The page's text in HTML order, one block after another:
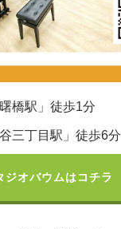
橋駅」徒歩1分
三丁目駅」徒歩6分
ジオバウムはコチラ